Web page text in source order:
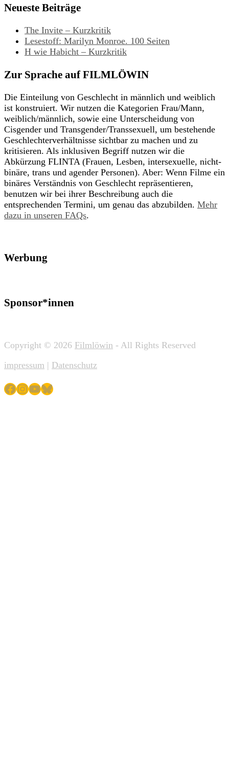
Neueste Beiträge
The Invite – Kurzkritik
Lesestoff: Marilyn Monroe. 100 Seiten
H wie Habicht – Kurzkritik
Zur Sprache auf FILMLÖWIN
Die Einteilung von Geschlecht in männlich und weiblich
ist konstruiert. Wir nutzen die Kategorien Frau/Mann,
weiblich/männlich, sowie eine Unterscheidung von
Cisgender und Transgender/Transsexuell, um bestehende
Geschlechterverhältnisse sichtbar zu machen und zu
kritisieren. Als inklusiven Begriff nutzen wir die
Abkürzung FLINTA (Frauen, Lesben, intersexuelle, nicht-
binäre, trans und agender Personen). Aber: Wenn Filme ein
binäres Verständnis von Geschlecht repräsentieren,
benutzen wir bei ihrer Beschreibung auch die
entsprechenden Termini, um genau das abzubilden. Mehr
dazu in unseren FAQs.
Werbung
Sponsor*innen
Copyright © 2026 Filmlöwin - All Rights Reserved
impressum | Datenschutz
Facebook
Instagram
YouTube
Bluesky